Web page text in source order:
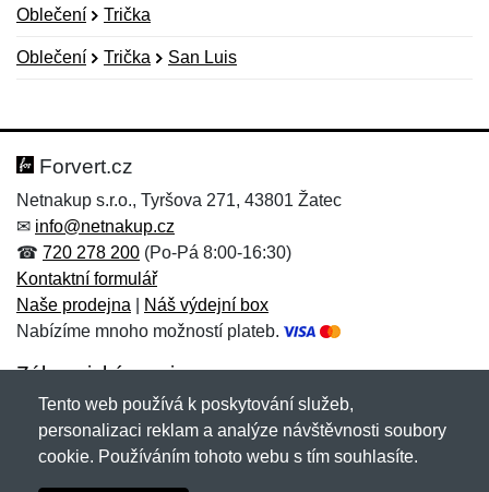
Oblečení Trička
Oblečení Trička San Luis
Hodnocení:
Jméno: *
Zpráva*
Jméno:
E-mail:*
Forvert.cz
Netnakup s.r.o., Tyršova 271, 43801 Žatec
✉ info@netnakup.cz
☎ 720 278 200 (Po-Pá 8:00-16:30)
Kontaktní formulář
Naše prodejna
Náš výdejní box
Nabízíme mnoho možností plateb.
Zákaznický servis
Novinky emailem
Tento web používá k poskytování služeb,
personalizaci reklam a analýze návštěvnosti soubory
cookie. Používáním tohoto webu s tím souhlasíte.